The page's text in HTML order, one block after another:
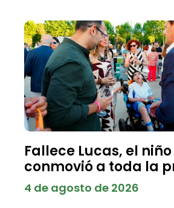
Fallece Lucas, el
conmovió a toda la
4 de agosto de 2026